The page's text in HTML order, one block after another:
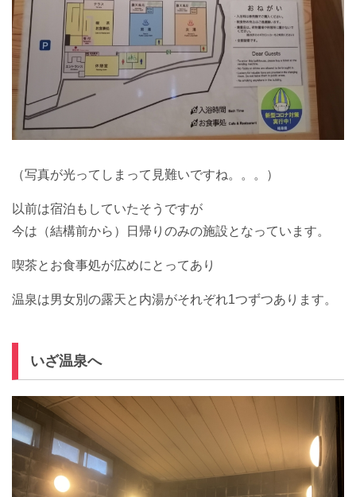
（写真が光ってしまって見難いですね。。。）
以前は宿泊もしていたそうですが
今は（結構前から）日帰りのみの施設となっています。
喫茶とお食事処が広めにとってあり
温泉は男女別の露天と内湯がそれぞれ1つずつあります。
いざ温泉へ